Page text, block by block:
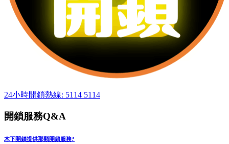
24小時開鎖熱線: 5114 5114
開鎖服務Q&A
木下開鎖提供那類開鎖服務?